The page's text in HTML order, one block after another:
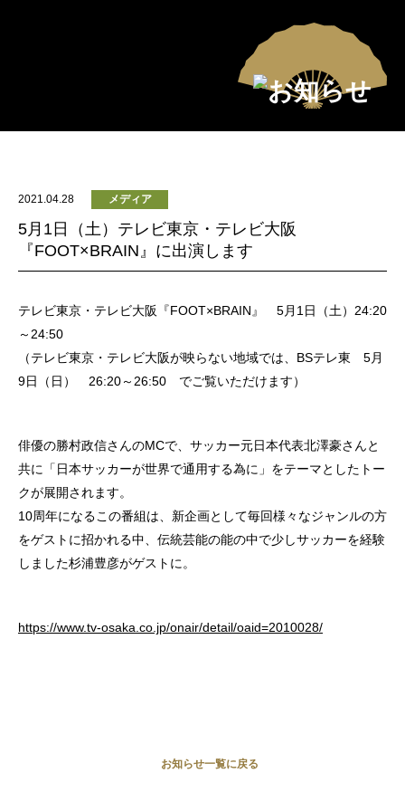
2021.04.28 メディア
5月1日（土）テレビ東京・テレビ大阪
『FOOT×BRAIN』に出演します
テレビ東京・テレビ大阪『FOOT×BRAIN』 5月1日（土）24:20
～24:50
（テレビ東京・テレビ大阪が映らない地域では、BSテレ東 5月
9日（日） 26:20～26:50 でご覧いただけます）
俳優の勝村政信さんのMCで、サッカー元日本代表北澤豪さんと
共に「日本サッカーが世界で通用する為に」をテーマとしたトー
クが展開されます。
10周年になるこの番組は、新企画として毎回様々なジャンルの方
をゲストに招かれる中、伝統芸能の能の中で少しサッカーを経験
しました杉浦豊彦がゲストに。
https://www.tv-osaka.co.jp/onair/detail/oaid=2010028/
お知らせ一覧に戻る